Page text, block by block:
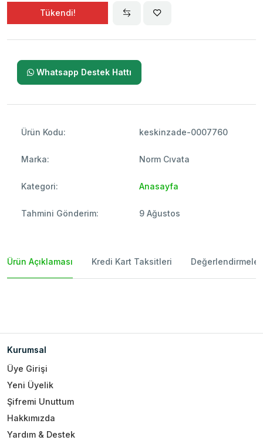
Tükendi!
Whatsapp Destek Hattı
Ürün Kodu: keskinzade-0007760
Marka: Norm Cıvata
Kategori: Anasayfa
Tahmini Gönderim: 9 Ağustos
Ürün Açıklaması Kredi Kart Taksitleri Değerlendirmeler
Kurumsal
Üye Girişi
Yeni Üyelik
Şifremi Unuttum
Hakkımızda
Yardım & Destek